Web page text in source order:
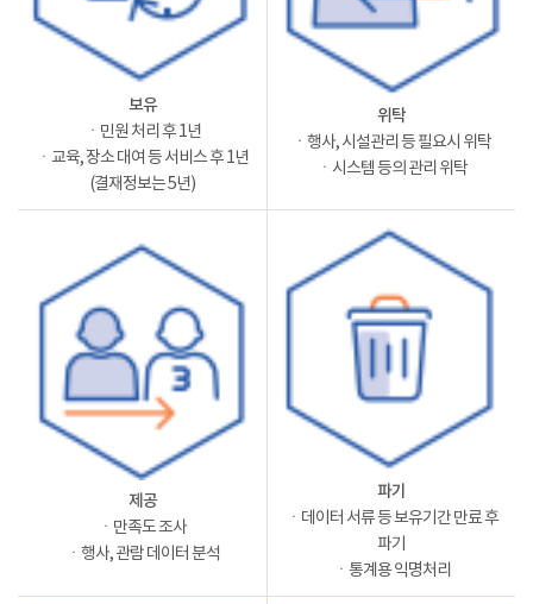
보유
ㆍ민원 처리 후 1년
ㆍ교육, 장소 대여 등 서비스 후 1년
(결재정보는 5년)
위탁
ㆍ행사, 시설관리 등 필요시 위탁
ㆍ시스템 등의 관리 위탁
제공
ㆍ만족도 조사
ㆍ행사, 관람 데이터 분석
파기
ㆍ데이터 서류 등 보유기간 만료 후
파기
ㆍ통계용 익명처리